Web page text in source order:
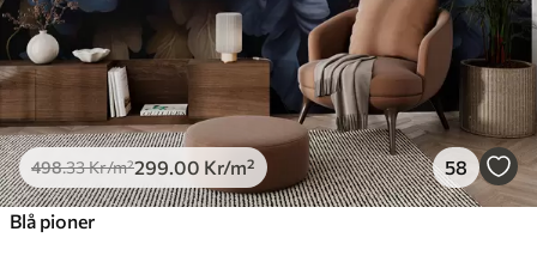
498.33Kr/m²299 .00 Kr/m² 58
Blå pioner